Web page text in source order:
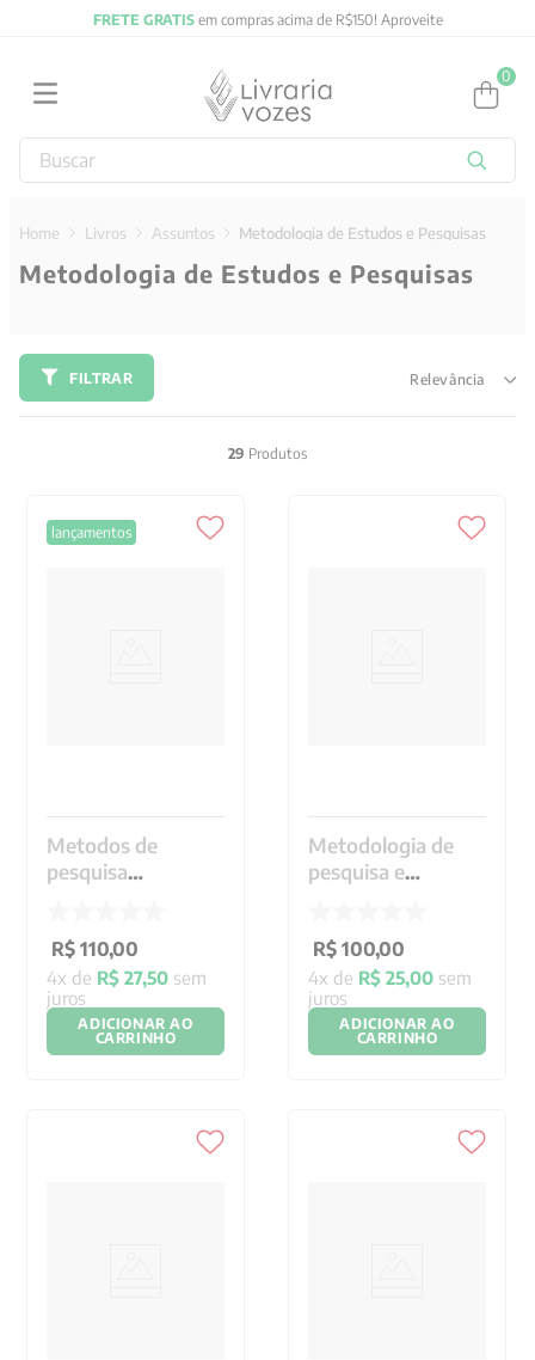
FRETE GRATISem compras acima de R$150! Aproveite
0
Buscar
Livros Assuntos Metodologia de Estudos e Pesquisas
Metodologia de Estudos e Pesquisas
FILTRAR Relevância
29 Produtos
lançamentos
Metodos de
pesquisa
R$ 110,00
4x de R$ 27,50 sem
juros
ADICIONAR AO
CARRINHO
Metodologia de
pesquisa e
R$ 100,00
4x de R$ 25,00 sem
juros
ADICIONAR AO
CARRINHO
1º 2027
2º obras completas carl gustav jung
4º jung
5º byung chul han
8º anselm grun